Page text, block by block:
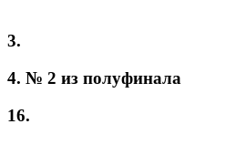
3.
4. № 2 из полуфинала
16.